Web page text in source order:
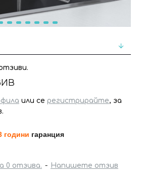
или се регистрирайте, за
години гаранция
0 отзива. - Напишете отзив